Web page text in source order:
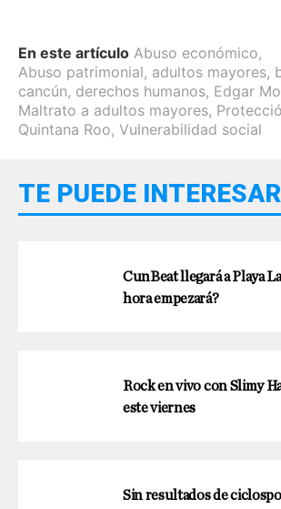
En este artículo Abuso económico,
Abuso patrimonial, adultos mayores,
cancún, derechos humanos, Edgar
Maltrato a adultos mayores,
Quintana Roo, Vulnerabilidad social
TE PUEDE INTERESAR
CunBeat llegará a Playa
hora empezará?
Rock en vivo con Slimy
este viernes
Sin resultados de